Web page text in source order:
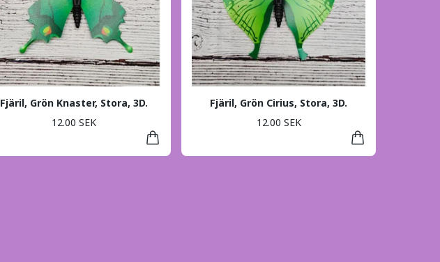
Fjäril, Grön Knaster, Stora, 3D.
12.00 SEK
Fjäril, Grön Cirius, Stora, 3D.
12.00 SEK